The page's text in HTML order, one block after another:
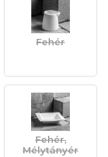
Fehér
Fehér,
Mélytányér